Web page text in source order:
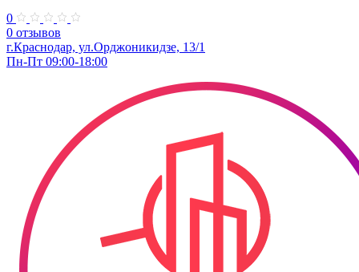
0
0 отзывов
г.Краснодар, ул.Орджоникидзе, 13/1
Пн-Пт 09:00-18:00